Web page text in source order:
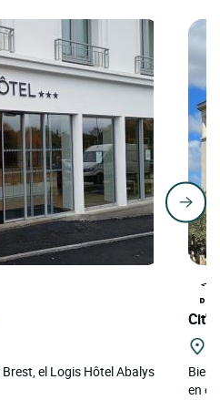
el Logis Hôtel Abalys
en el